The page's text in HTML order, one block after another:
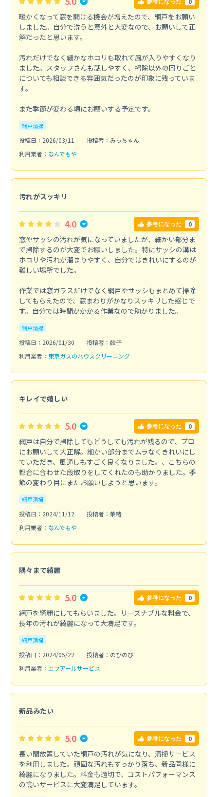
参考になった
暖かくなって窓を開ける機会が増えたので、網戸をお願い
しました。自分で洗うと意外と大変なので、お願いして正
解だったと思います。
汚れだけでなく細かなホコリも取れて風が入りやすくなり
ました。スタッフさんも話しやすく、掃除以外の困りごと
についても相談できる雰囲気だったのが印象に残っていま
す。
また季節が変わる頃にお願いする予定です。
網戸清掃
投稿日：2026/03/11
投稿者：みっちゃん
利用業者： なんでもや
汚れがスッキリ
4.0 参考になった 0
窓やサッシの汚れが気になっていましたが、細かい部分ま
で掃除するのが大変でお願いしました。特にサッシの溝は
ホコリや汚れが溜まりやすく、自分ではきれいにするのが
難しい場所でした。
作業では窓ガラスだけでなく網戸やサッシもまとめて掃除
してもらえたので、窓まわりがかなりスッキリした感じで
す。自分では時間がかかる作業なので助かりました。
網戸清掃
投稿日：2026/01/30
投稿者：餃子
利用業者： 東京ガスのハウスクリーニング
キレイで嬉しい
5.0 参考になった 0
網戸は自分で掃除してもどうしても汚れが残るので、プロ
にお願いして大正解。細かい部分までムラなくきれいにし
ていただき、風通しもすごく良くなりました。、こちらの
都合に合わせた段取りをしてくれたのも助かりました。季
節の変わり目にまたお願いしようと思います。
網戸清掃
投稿日：2024/11/12
投稿者：茉緒
利用業者： なんでもや
隅々まで綺麗
5.0 参考になった 0
網戸を綺麗にしてもらいました。リーズナブルな料金で、
長年の汚れが綺麗になって大満足です。
網戸清掃
投稿日：2024/05/22
投稿者：のびのび
利用業者： エフアールサービス
新品みたい
5.0 参考になった 0
長い間放置していた網戸の汚れが気になり、清掃サービス
を利用しました。頑固な汚れもすっかり落ち、新品同様に
綺麗になりました。料金も適切で、コストパフォーマンス
の高いサービスに大変満足しています。